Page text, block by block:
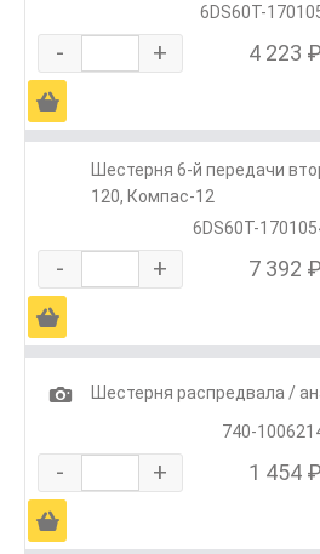
6DS60T-
- + 4 223 ₽
Ä
Шестерня 6-й передачи
120, Компас-12
6DS60T-
- + 7 392 ₽
Ä
1
Шестерня распредвала /
740-
- + 1 454 ₽
Ä